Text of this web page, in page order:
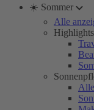
☀️ Sommer
Alle
Highlights